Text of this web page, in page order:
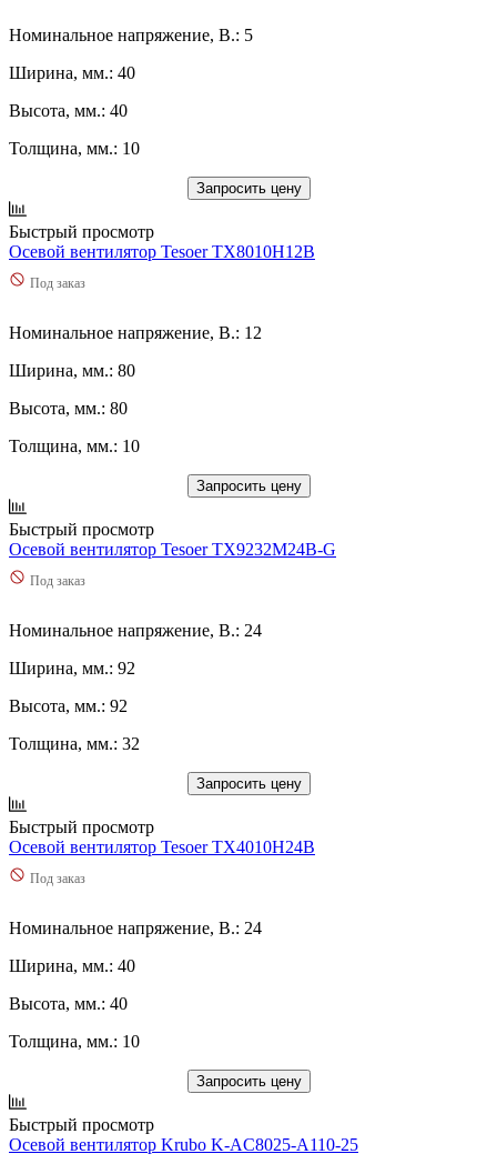
Номинальное напряжение, В.: 5
Ширина, мм.: 40
Высота, мм.: 40
Толщина, мм.: 10
Запросить цену
Быстрый просмотр
Осевой вентилятор Tesoer TX8010H12B
Под заказ
Номинальное напряжение, В.: 12
Ширина, мм.: 80
Высота, мм.: 80
Толщина, мм.: 10
Запросить цену
Быстрый просмотр
Осевой вентилятор Tesoer TX9232M24B-G
Под заказ
Номинальное напряжение, В.: 24
Ширина, мм.: 92
Высота, мм.: 92
Толщина, мм.: 32
Запросить цену
Быстрый просмотр
Осевой вентилятор Tesoer TX4010H24B
Под заказ
Номинальное напряжение, В.: 24
Ширина, мм.: 40
Высота, мм.: 40
Толщина, мм.: 10
Запросить цену
Быстрый просмотр
Осевой вентилятор Krubo K-AC8025-A110-25